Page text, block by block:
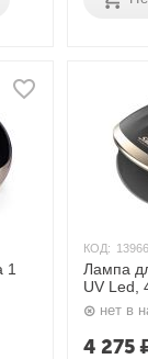
1
КОД: 13966
Лампа
UV Led,
нет в
4 275